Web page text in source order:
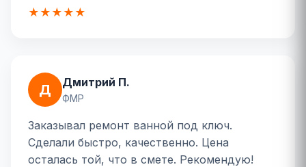
★★★★★
Д Дмитрий П.
ФМР
Заказывал ремонт ванной под ключ.
Сделали быстро, качественно. Цена
осталась той, что в смете. Рекомендую!